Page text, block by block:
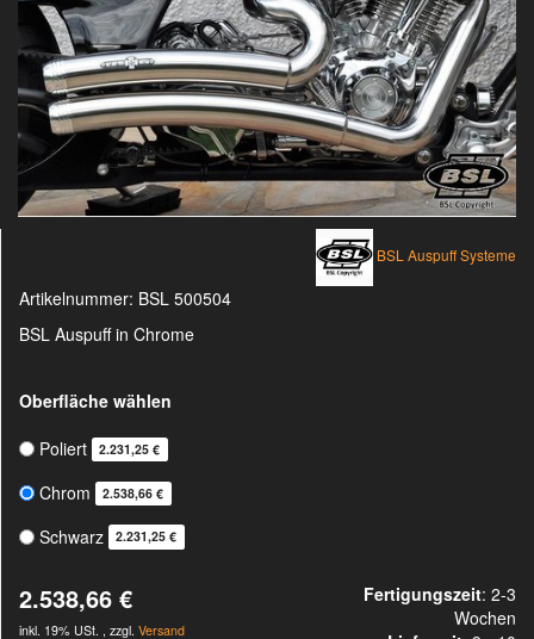
BSL Auspuff Systeme
Artikelnummer: BSL 500504
BSL Auspuff in Chrome
Oberfläche wählen
Poliert
2.231,25 €
Chrom 2.538,66 €
Schwarz 2.231,25 €
2.538,66 €
inkl. 19% USt. , zzgl. Versand
Fertigungszeit: 2-3
Wochen